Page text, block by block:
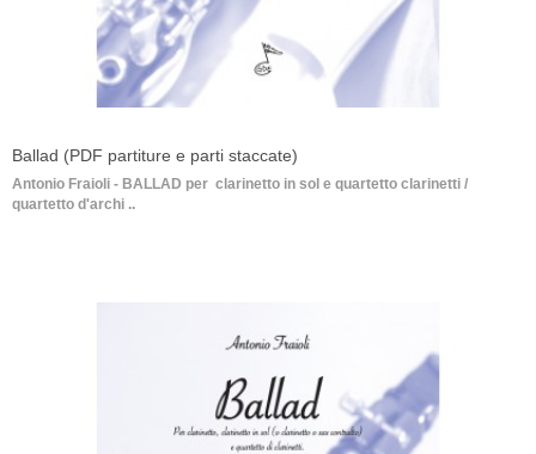
Ballad (PDF partiture e parti staccate)
Antonio Fraioli - BALLAD per clarinetto in sol e quartetto clarinetti /
quartetto d'archi ..